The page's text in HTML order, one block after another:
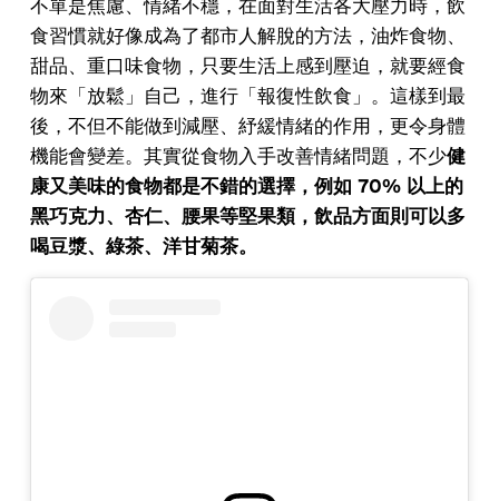
不單是焦慮、情緒不穩，在面對生活各大壓力時，飲
食習慣就好像成為了都市人解脫的方法，油炸食物、
甜品、重口味食物，只要生活上感到壓迫，就要經食
物來「放鬆」自己，進行「報復性飲食」。這樣到最
後，不但不能做到減壓、紓緩情緒的作用，更令身體
機能會變差。其實從食物入手改善情緒問題，不少健
康又美味的食物都是不錯的選擇，例如 70% 以上的
黑巧克力、杏仁、腰果等堅果類，飲品方面則可以多
喝豆漿、綠茶、洋甘菊茶。